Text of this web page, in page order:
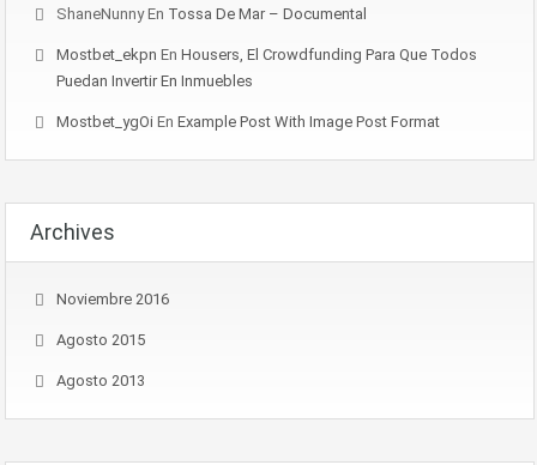
ShaneNunnyEn Tossa De Mar – Documental
Mostbet_ekpn En Housers, El Crowdfunding Para Que Todos
Puedan Invertir En Inmuebles
Mostbet_ygOi En Example Post With Image Post Format
Archives
Noviembre 2016
Agosto 2015
Agosto 2013